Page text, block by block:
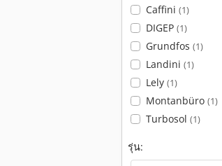
Caffini (1)
DIGEP (1)
Grundfos (1)
Landini (1)
Lely (1)
Montanbüro (1)
Turbosol (1)
รุ่น: